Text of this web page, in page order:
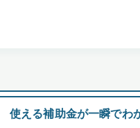
使える補助金が一瞬でわ